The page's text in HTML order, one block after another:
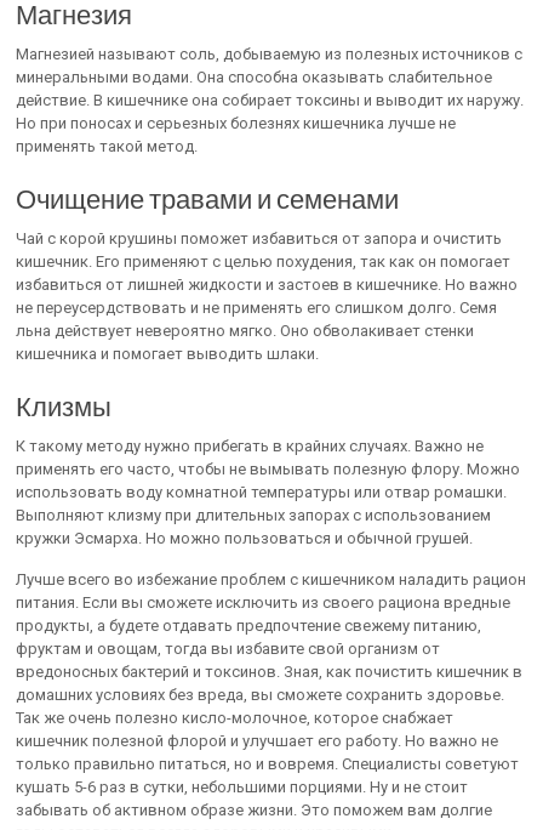
Магнезия
Магнезией называют соль, добываемую из полезных источников с
минеральными водами. Она способна оказывать слабительное
действие. В кишечнике она собирает токсины и выводит их наружу.
Но при поносах и серьезных болезнях кишечника лучше не
применять такой метод.
Очищение травами и семенами
Чай с корой крушины поможет избавиться от запора и очистить
кишечник. Его применяют с целью похудения, так как он помогает
избавиться от лишней жидкости и застоев в кишечнике. Но важно
не переусердствовать и не применять его слишком долго. Семя
льна действует невероятно мягко. Оно обволакивает стенки
кишечника и помогает выводить шлаки.
Клизмы
К такому методу нужно прибегать в крайних случаях. Важно не
применять его часто, чтобы не вымывать полезную флору. Можно
использовать воду комнатной температуры или отвар ромашки.
Выполняют клизму при длительных запорах с использованием
кружки Эсмарха. Но можно пользоваться и обычной грушей.
Лучше всего во избежание проблем с кишечником наладить рацион
питания. Если вы сможете исключить из своего рациона вредные
продукты, а будете отдавать предпочтение свежему питанию,
фруктам и овощам, тогда вы избавите свой организм от
вредоносных бактерий и токсинов. Зная, как почистить кишечник в
домашних условиях без вреда, вы сможете сохранить здоровье.
Так же очень полезно кисло-молочное, которое снабжает
кишечник полезной флорой и улучшает его работу. Но важно не
только правильно питаться, но и вовремя. Специалисты советуют
кушать 5-6 раз в сутки, небольшими порциями. Ну и не стоит
забывать об активном образе жизни. Это поможем вам долгие